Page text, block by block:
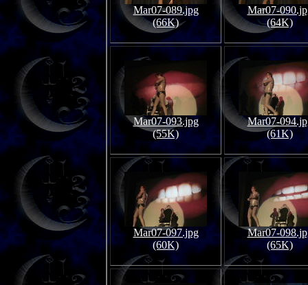
Mar07-089.jpg
(66K)
Mar07-
(64K)
Mar07-093.jpg
(55K)
Mar07-
(61K)
Mar07-097.jpg
(60K)
Mar07-
(65K)